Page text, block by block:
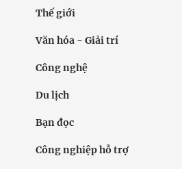
Thế giới
Văn hóa - Giải trí
Công nghệ
Du lịch
Bạn đọc
Công nghiệp hỗ trợ